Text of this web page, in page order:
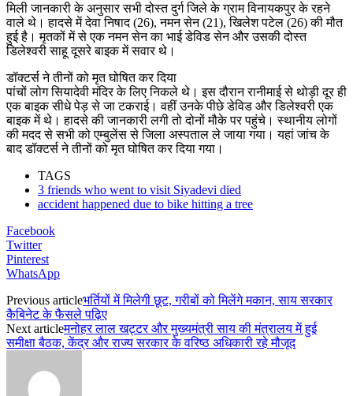
मिली जानकारी के अनुसार सभी दोस्त दुर्ग जिले के ग्राम विनायकपुर के रहने
वाले थे। हादसे में देवा निषाद (26), नमन सेन (21), खिलेश पटेल (26) की मौत
हुई है। मृतकों में से एक नमन सेन का भाई डेविड सेन और उसकी दोस्त
डिलेश्वरी साहू दूसरे बाइक में सवार थे।
डॉक्टर्स ने तीनों को मृत घोषित कर दिया
पांचों लोग सियादेवी मंदिर के लिए निकले थे। इस दौरान रानीमाई से थोड़ी दूर ही
एक बाइक सीधे पेड़ से जा टकराई। वहीं उनके पीछे डेविड और डिलेश्वरी एक
बाइक में थे। हादसे की जानकारी लगी तो दोनों मौके पर पहुंचे। स्थानीय लोगों
की मदद से सभी को एम्बुलेंस से जिला अस्पताल ले जाया गया। यहां जांच के
बाद डॉक्टर्स ने तीनों को मृत घोषित कर दिया गया।
TAGS
3 friends who went to visit Siyadevi died
accident happened due to bike hitting a tree
Facebook
Twitter
Pinterest
WhatsApp
Previous articleभर्तियों में मिलेगी छूट, गरीबों को मिलेंगे मकान, साय सरकार
कैबिनेट के फैसले पढ़िए
Next articleमनोहर लाल खट्टर और मुख्यमंत्री साय की मंत्रालय में हुई
समीक्षा बैठक, केंद्र और राज्य सरकार के वरिष्ठ अधिकारी रहे मौजूद